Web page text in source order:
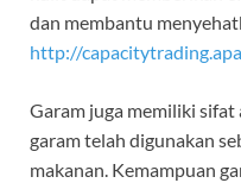
dan membantu
http://
Garam juga memiliki sifat
garam telah digunakan
makanan. Kemampuan